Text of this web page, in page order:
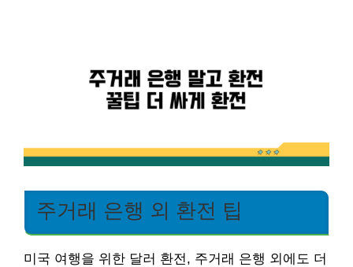
주거래 은행 외 환전 팁
미국 여행을 위한 달러 환전, 주거래 은행 외에도 더